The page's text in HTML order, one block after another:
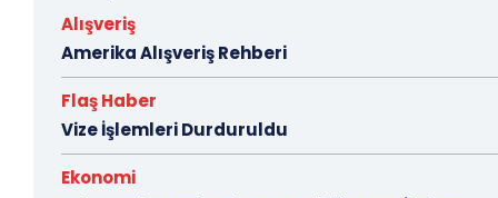
Alışveriş
Amerika Alışveriş Rehberi
Flaş Haber
Vize İşlemleri Durduruldu
Ekonomi